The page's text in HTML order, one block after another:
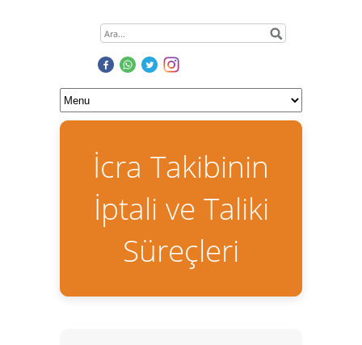
İcra Takibinin
İptali ve Taliki
Süreçleri